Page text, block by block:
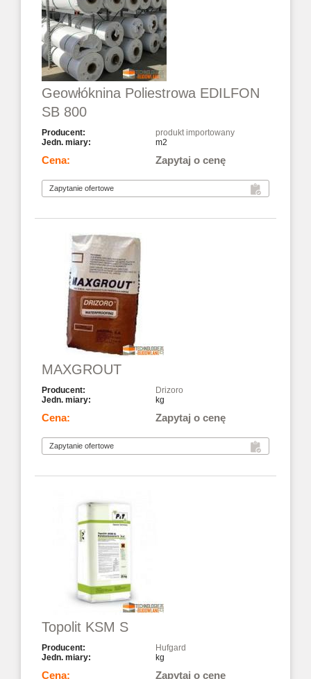
Geowłóknina Poliestrowa EDILFON
SB 800
produkt importowany
m2
Zapytaj o cenę
MAXGROUT
Drizoro
kg
Zapytaj o cenę
Topolit KSM S
Hufgard
kg
Zapytaj o cenę